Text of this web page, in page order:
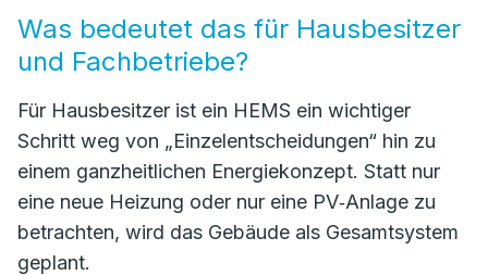
Was bedeutet das für Hausbesitzer
und Fachbetriebe?
Für Hausbesitzer ist ein HEMS ein wichtiger
Schritt weg von „Einzelentscheidungen“ hin zu
einem ganzheitlichen Energiekonzept. Statt nur
eine neue Heizung oder nur eine PV‑Anlage zu
betrachten, wird das Gebäude als Gesamtsystem
geplant.